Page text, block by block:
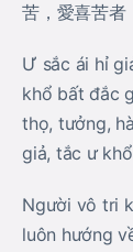
苦，愛喜苦者
Ư sắc ái hỉ
khổ bất đắc
thọ, tưởng,
giả, tắc ư
Người vô tri
luôn hướng